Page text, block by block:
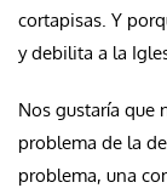
cortapisas. Y
y debilita a la
Nos gustaría que
problema de la
problema, una